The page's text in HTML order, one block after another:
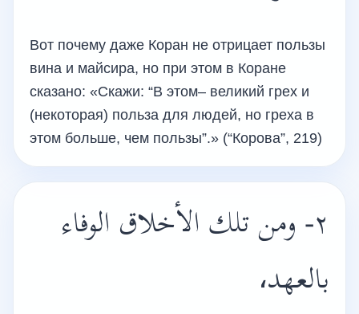
Вот почему даже Коран не отрицает пользы
вина и майсира, но при этом в Коране
сказано: «Скажи: “В этом– великий грех и
(некоторая) польза для людей, но греха в
этом больше, чем пользы”.» (“Корова”, 219)
٢- ومن تلك الأخلاق الوفاء
بالعهد،